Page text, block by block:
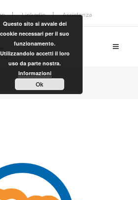
Linkedin Assistenza
Questo sito si avvale dei
cookie necessari per il suo
funzionamento.
Utilizzandolo accetti il loro
uso da parte nostra.
Informazioni
Ok